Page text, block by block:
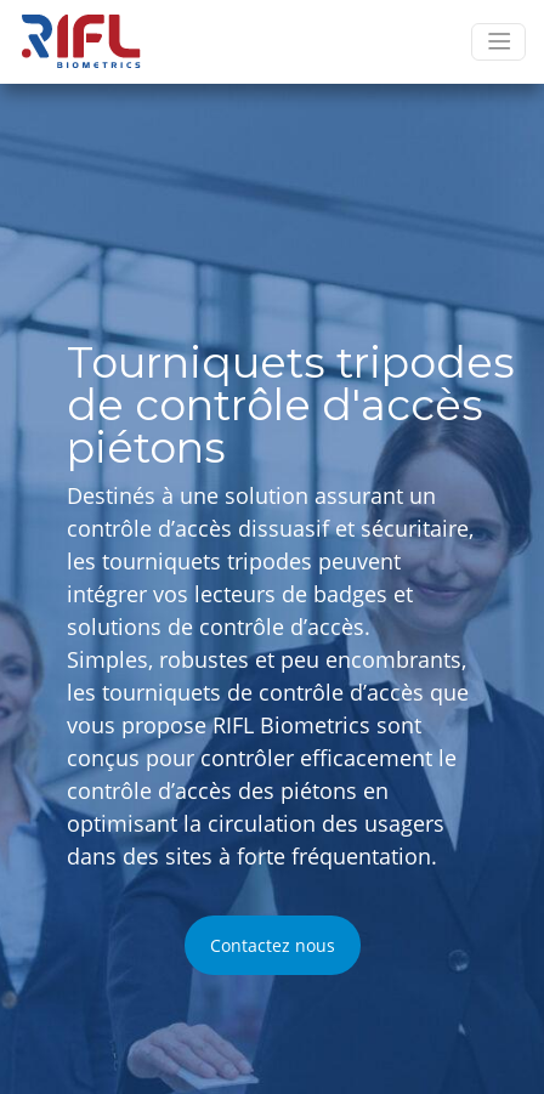
Tourniquets tripodes
de contrôle d'accès
piétons
Destinés à une solution assurant un
contrôle d’accès dissuasif et sécuritaire,
les tourniquets tripodes peuvent
intégrer vos lecteurs de badges et
solutions de contrôle d’accès.
Simples, robustes et peu encombrants,
les tourniquets de contrôle d’accès que
vous propose RIFL Biometrics sont
conçus pour contrôler efficacement le
contrôle d’accès des piétons en
optimisant la circulation des usagers
dans des sites à forte fréquentation.
Contactez nous